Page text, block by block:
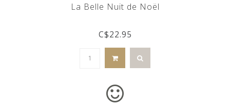
La Belle Nuit de Noël
C$22.95